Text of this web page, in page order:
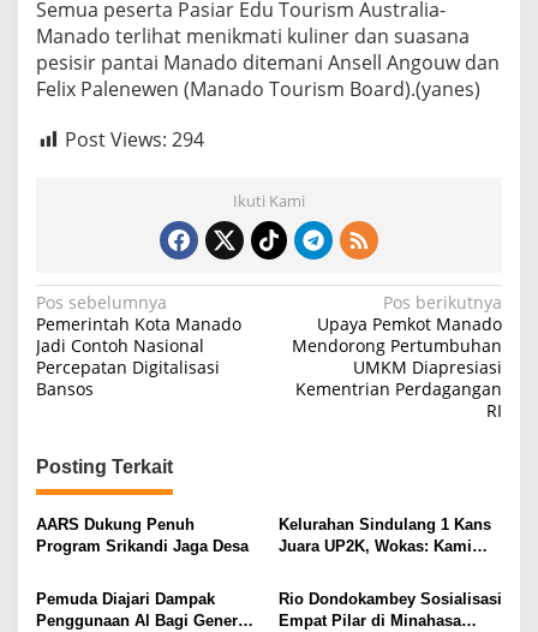
Semua peserta Pasiar Edu Tourism Australia-
Manado terlihat menikmati kuliner dan suasana
pesisir pantai Manado ditemani Ansell Angouw dan
Felix Palenewen (Manado Tourism Board).(yanes)
Post Views: 294
Ikuti Kami
N
a
v
a
s
i
o
Pos sebelumnya
Pemerintah Kota Manado
Jadi Contoh Nasional
Percepatan Digitalisasi
Bansos
Pos berikutnya
Upaya Pemkot Manado
Mendorong Pertumbuhan
UMKM Diapresiasi
Kementrian Perdagangan
RI
Posting Terkait
AARS Dukung Penuh
Program Srikandi Jaga Desa
Kelurahan Sindulang 1 Kans
Juara UP2K, Wokas: Kami
Tingkat Provinsi
Pemuda Diajari Dampak
Penggunaan Al Bagi Generasi
Rio Dondokambey Sosialisasi
Empat Pilar di Minahasa